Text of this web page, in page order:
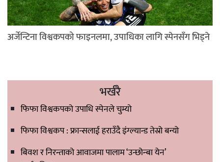
अर्जेन्टिना विश्वकपको फाइनलमा, उपाधिका लागि स्पेनसँग भिड्ने
भर्खरै
फिफा विश्वकपको उपाधि स्पेनले चुम्यो
फिफा विश्वकप : फ्रान्सलाई हराउँदै इंग्ल्यान्ड तेस्रो बन्यो
बिवश र निरन्ताको आवाजमा पालाम ‘उन्छोन्बा येन’